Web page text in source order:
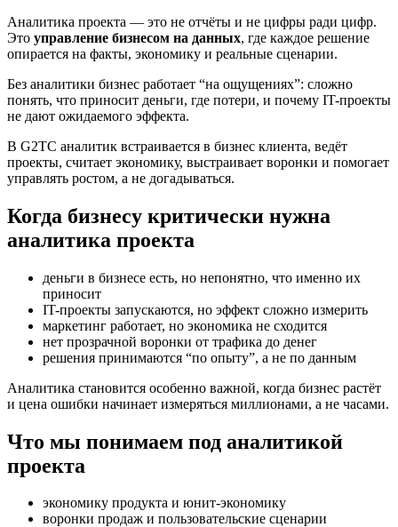
Аналитика проекта — это не отчёты и не цифры ради цифр.
Это управление бизнесом на данных, где каждое решение
опирается на факты, экономику и реальные сценарии.
Без аналитики бизнес работает “на ощущениях”: сложно
понять, что приносит деньги, где потери, и почему IT-проекты
не дают ожидаемого эффекта.
В G2TC аналитик встраивается в бизнес клиента, ведёт
проекты, считает экономику, выстраивает воронки и помогает
управлять ростом, а не догадываться.
Когда бизнесу критически нужна
аналитика проекта
деньги в бизнесе есть, но непонятно, что именно их
приносит
IT-проекты запускаются, но эффект сложно измерить
маркетинг работает, но экономика не сходится
нет прозрачной воронки от трафика до денег
решения принимаются “по опыту”, а не по данным
Аналитика становится особенно важной, когда бизнес растёт
и цена ошибки начинает измеряться миллионами, а не часами.
Что мы понимаем под аналитикой
проекта
экономику продукта и юнит-экономику
воронки продаж и пользовательские сценарии